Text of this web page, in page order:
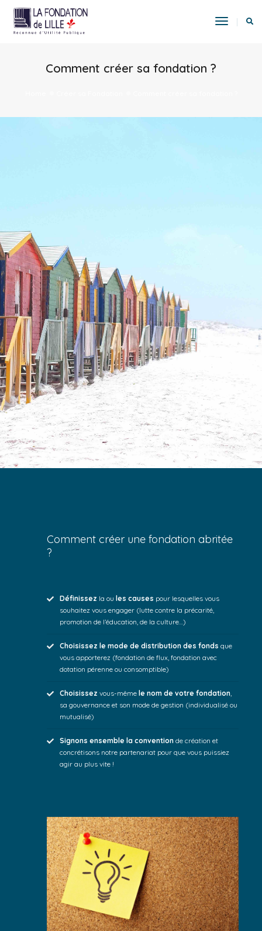
Toggle
Comment créer sa fondation ?
Comment créer une fondation abritée
?
Définissez la ou les causes pour lesquelles vous
souhaitez vous engager (lutte contre la précarité,
promotion de l’éducation, de la culture…)
Choisissez le mode de distribution des fonds que
vous apporterez (fondation de flux, fondation avec
dotation pérenne ou consomptible)
Choisissez vous-même le nom de votre fondation,
sa gouvernance et son mode de gestion (individualisé ou
mutualisé)
Signons ensemble la convention de création et
concrétisons notre partenariat pour que vous puissiez
agir au plus vite !